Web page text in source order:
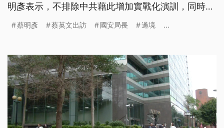
明彥表示，不排除中共藉此增加實戰化演訓，同時也
200美金的方式，在蔡總統訪美期間進行陳抗。
蔡明彥 蔡英文出訪 國安局長 過境 ...